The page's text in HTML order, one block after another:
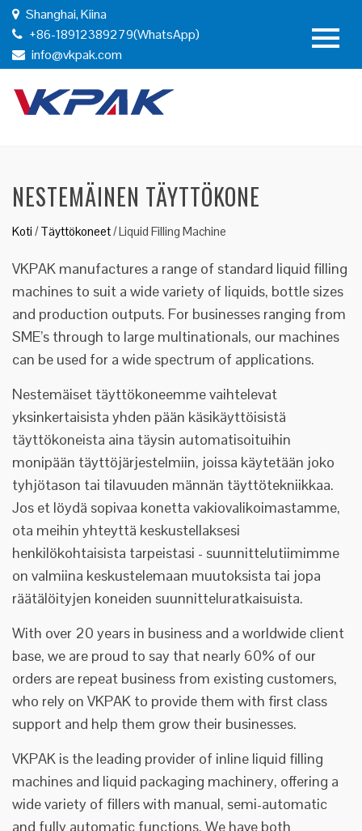
Shanghai, Kiina
+86-18912389279(WhatsApp)
info@vkpak.com
NESTEMÄINEN TÄYTTÖKONE
Koti /Täyttökoneet/Liquid Filling Machine
VKPAK manufactures a range of standard liquid filling
machines to suit a wide variety of liquids, bottle sizes
and production outputs. For businesses ranging from
SME’s through to large multinationals, our machines
can be used for a wide spectrum of applications.
Nestemäiset täyttökoneemme vaihtelevat
yksinkertaisista yhden pään käsikäyttöisistä
täyttökoneista aina täysin automatisoituihin
monipään täyttöjärjestelmiin, joissa käytetään joko
tyhjötason tai tilavuuden männän täyttötekniikkaa.
Jos et löydä sopivaa konetta vakiovalikoimastamme,
ota meihin yhteyttä keskustellaksesi
henkilökohtaisista tarpeistasi - suunnittelutiimimme
on valmiina keskustelemaan muutoksista tai jopa
räätälöityjen koneiden suunnitteluratkaisuista.
With over 20 years in business and a worldwide client
base, we are proud to say that nearly 60% of our
orders are repeat business from existing customers,
who rely on VKPAK to provide them with first class
support and help them grow their businesses.
VKPAK is the leading provider of inline liquid filling
machines and liquid packaging machinery, offering a
wide variety of fillers with manual, semi-automatic
and fully automatic functions. We have both